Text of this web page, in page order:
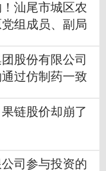
汕尾市城区农
组成员、副局
股份有限公司
过仿制药一致
链股价却崩了
司参与投资的